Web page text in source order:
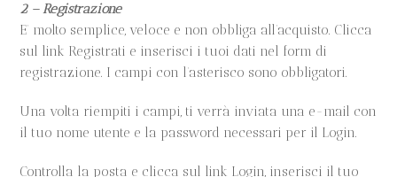
2 – Registrazione
E’ molto semplice, veloce e non obbliga all’acquisto. Clicca
sul link Registrati e inserisci i tuoi dati nel form di
registrazione. I campi con l’asterisco sono obbligatori.
Una volta riempiti i campi, ti verrà inviata una e-mail con
il tuo nome utente e la password necessari per il Login.
Controlla la posta e clicca sul link Login, inserisci il tuo